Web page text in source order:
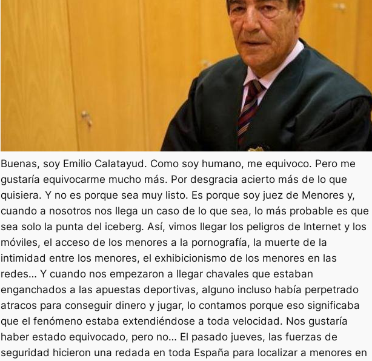
Buenas, soy Emilio Calatayud. Como soy humano, me equivoco. Pero me
gustaría equivocarme mucho más. Por desgracia acierto más de lo que
quisiera. Y no es porque sea muy listo. Es porque soy juez de Menores y,
cuando a nosotros nos llega un caso de lo que sea, lo más probable es que
sea solo la punta del iceberg. Así, vimos llegar los peligros de Internet y los
móviles, el acceso de los menores a la pornografía, la muerte de la
intimidad entre los menores, el exhibicionismo de los menores en las
redes… Y cuando nos empezaron a llegar chavales que estaban
enganchados a las apuestas deportivas, alguno incluso había perpetrado
atracos para conseguir dinero y jugar, lo contamos porque eso significaba
que el fenómeno estaba extendiéndose a toda velocidad. Nos gustaría
haber estado equivocado, pero no… El pasado jueves, las fuerzas de
seguridad hicieron una redada en toda España para localizar a menores en